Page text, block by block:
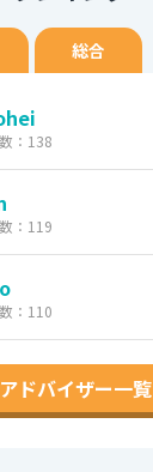
総合
：138
：119
：110
アドバイザー一覧